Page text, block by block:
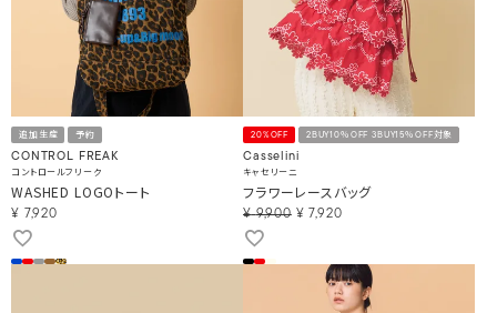
追加生産 予約
CONTROL FREAK
コントロールフリーク
WASHED LOGOトート
¥ 7,920
20%OFF 2BUY10％OFF 3BUY15％OFF対象
Casselini
キャセリーニ
フラワーレースバッグ
¥ 9,900 ¥ 7,920